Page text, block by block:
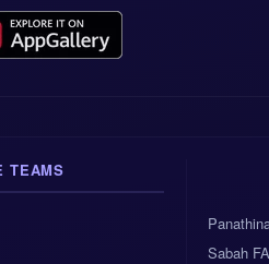
TEAMS
Sabah FA